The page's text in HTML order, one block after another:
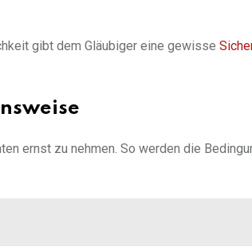
gibt dem Gläubiger eine gewisse
ernst zu nehmen. So werden die